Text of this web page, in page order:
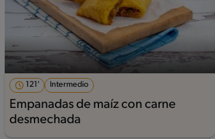
121' Intermedio
Empanadas de maíz con carne
desmechada